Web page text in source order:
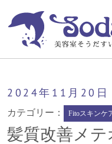
そうだすい髪質改善
2024年 11月 20日
カテゴリー： Fitoスキンケ
髪質改善メテ